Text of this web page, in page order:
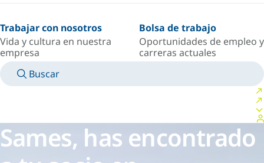
Trabajar con nosotros
Vida y cultura en nuestra
empresa
Bolsa de trabajo
Oportunidades de empleo y
carreras actuales
Buscar
Sames, has encontrado